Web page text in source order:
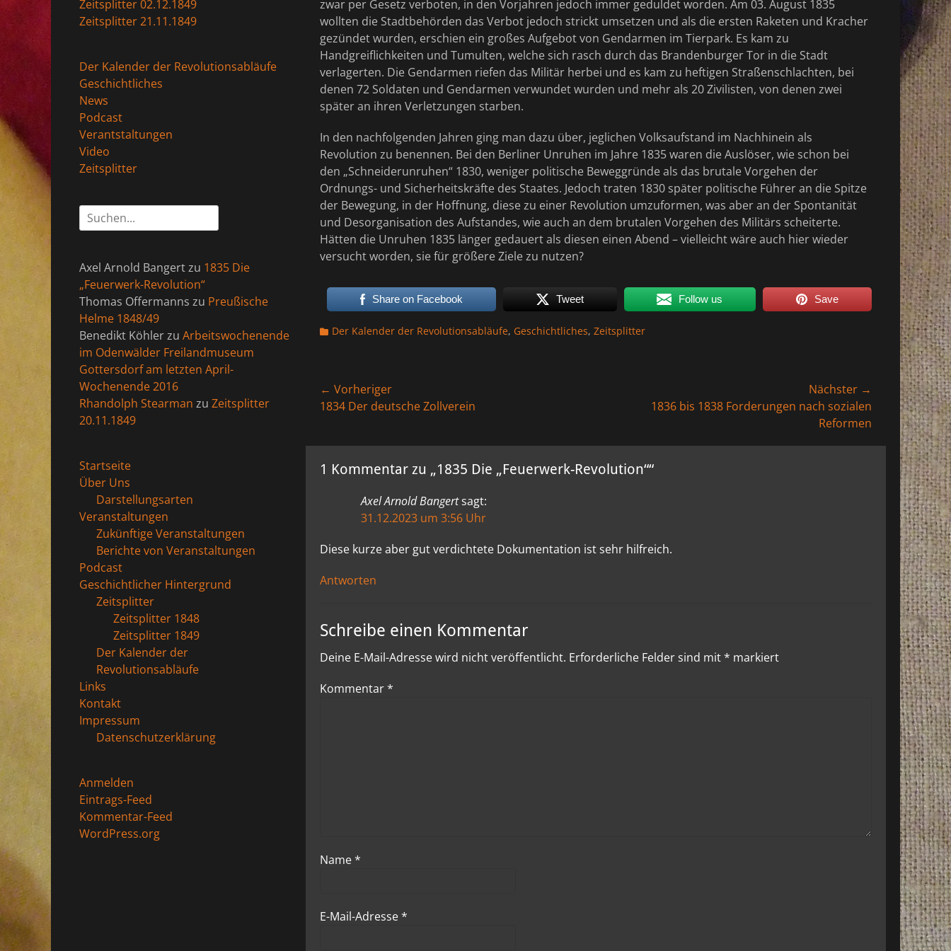
zwar per Gesetz verboten, in den Vorjahren jedoch immer geduldet worden. Am 03. August 1835
wollten die Stadtbehörden das Verbot jedoch strickt umsetzen und als die ersten Raketen und Kracher
gezündet wurden, erschien ein großes Aufgebot von Gendarmen im Tierpark. Es kam zu
Handgreiflichkeiten und Tumulten, welche sich rasch durch das Brandenburger Tor in die Stadt
verlagerten. Die Gendarmen riefen das Militär herbei und es kam zu heftigen Straßenschlachten, bei
denen 72 Soldaten und Gendarmen verwundet wurden und mehr als 20 Zivilisten, von denen zwei
später an ihren Verletzungen starben.
In den nachfolgenden Jahren ging man dazu über, jeglichen Volksaufstand im Nachhinein als
Revolution zu benennen. Bei den Berliner Unruhen im Jahre 1835 waren die Auslöser, wie schon bei
den „Schneiderunruhen“ 1830, weniger politische Beweggründe als das brutale Vorgehen der
Ordnungs- und Sicherheitskräfte des Staates. Jedoch traten 1830 später politische Führer an die Spitze
der Bewegung, in der Hoffnung, diese zu einer Revolution umzuformen, was aber an der Spontanität
und Desorganisation des Aufstandes, wie auch an dem brutalen Vorgehen des Militärs scheiterte.
Hätten die Unruhen 1835 länger gedauert als diesen einen Abend – vielleicht wäre auch hier wieder
versucht worden, sie für größere Ziele zu nutzen?
Share on Facebook Tweet Follow us Save
Kategorien
Der Kalender der Revolutionsabläufe, Geschichtliches, Zeitsplitter
Beitragsnavigation
← Vorheriger
Vorheriger
1834 Der deutsche Zollverein
Nächster →
1836 bis 1838 Forderungen nach sozialen
Reformen
1 Kommentar zu „1835 Die „Feuerwerk-Revolution““
Axel Arnold Bangertsagt:
31.12.2023 um 3:56 Uhr
Diese kurze aber gut verdichtete Dokumentation ist sehr hilfreich.
Antworten
Schreibe einen Kommentar
Deine E-Mail-Adresse wird nicht veröffentlicht. Erforderliche Felder sind mit* markiert
Kommentar*
Name*
E-Mail-Adresse*
Zeitsplitter 02.12.1849
Zeitsplitter 21.11.1849
Der Kalender der Revolutionsabläufe
Geschichtliches
News
Podcast
Verantstaltungen
Video
Zeitsplitter
Suchen
nach:
Axel Arnold Bangertzu 1835 Die
„Feuerwerk-Revolution“
Thomas Offermanns zu Preußische
Helme 1848/49
Benedikt Köhlerzu Arbeitswochenende
im Odenwälder Freilandmuseum
Gottersdorf am letzten April-
Wochenende 2016
Rhandolph Stearman zu Zeitsplitter
20.11.1849
Startseite
Über Uns
Darstellungsarten
Veranstaltungen
Zukünftige Veranstaltungen
Berichte von Veranstaltungen
Podcast
Geschichtlicher Hintergrund
Zeitsplitter
Zeitsplitter 1848
Zeitsplitter 1849
Der Kalender der
Revolutionsabläufe
Links
Kontakt
Impressum
Datenschutzerklärung
Anmelden
Eintrags-Feed
Kommentar-Feed
WordPress.org